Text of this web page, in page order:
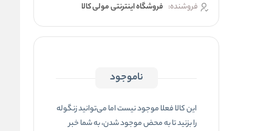
فروشنده: فروشگاه اینترنتی مولی کالا
ناموجود
این کالا فعلا موجود نیست اما می‌توانید زنگوله
را بزنید تا به محض موجود شدن، به شما خبر